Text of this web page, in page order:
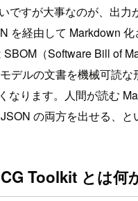
ですが大事なのが、出力
を経由して Markdown 化
（Software Bill of
デルの文書を機械可読な
なります。人間が読む
の両方を出せる、と
Toolkit とは何